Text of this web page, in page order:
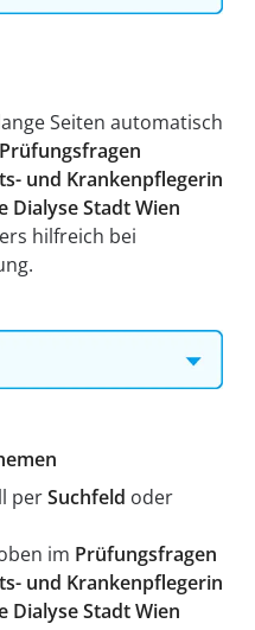
Seiten automatisch
Prüfungsfragen
und Krankenpflegerin
Dialyse Stadt Wien
hilfreich bei
perSuchfeld oder
im Prüfungsfragen
und Krankenpflegerin
Dialyse Stadt Wien